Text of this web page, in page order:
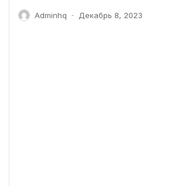
Adminhq - Декабрь 8, 2023